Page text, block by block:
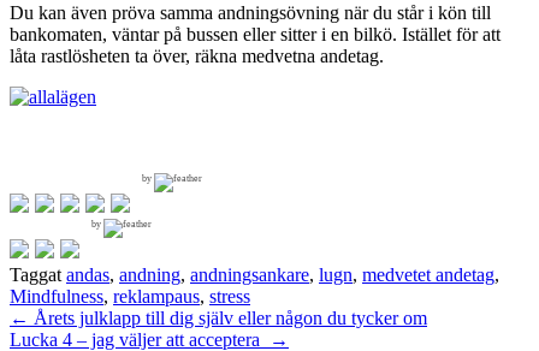
Du kan även pröva samma andningsövning när du står i kön till
bankomaten, väntar på bussen eller sitter i en bilkö. Istället för att
låta rastlösheten ta över, räkna medvetna andetag.
by
by
Taggat andas, andning, andningsankare, lugn, medvetet andetag,
Mindfulness, reklampaus, stress
Inläggsnavigering
← Årets julklapp till dig själv eller någon du tycker om
Lucka 4 – jag väljer att acceptera
→